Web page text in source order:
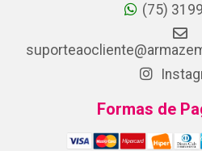
(75)
Formas de